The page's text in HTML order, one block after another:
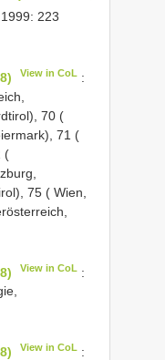
223
View in CoL :
70 (
71 (
(
75 ( Wien,
View in CoL :
View in CoL :